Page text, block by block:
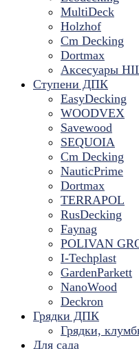
MultiDeck
Holzhof
Cm Decking
Dortmax
Аксесуары
Ступени ДПК
EasyDecking
WOODVEX
Savewood
SEQUOIA
Cm Decking
NauticPrime
Dortmax
TERRAPOL
RusDecking
Faynag
POLIVAN
I-Techplast
GardenParkett
NanoWood
Deckron
Грядки ДПК
Грядки,
Для сада